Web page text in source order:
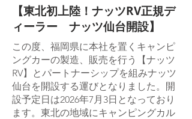
​【東北初上陸！ナッツRV正規デ
ィーラー ナッツ仙台開設】
​この度、福岡県に本社を置くキャンピ
ングカーの製造、販売を行う【ナッツ
RV】とパートナーシップを組みナッツ
仙台を開設する運びとなりました。開
設予定日は2026年7月3日となっており
ます。東北の地域にキャンピングカル